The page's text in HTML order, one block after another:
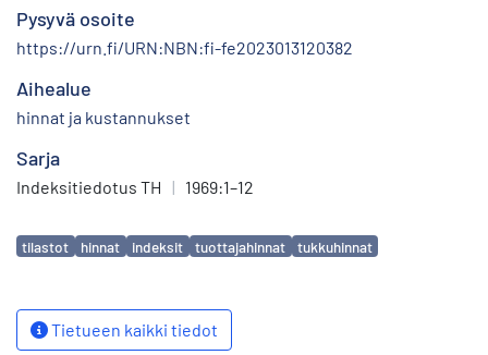
Pysyvä osoite
https://urn.fi/URN:NBN:fi-fe2023013120382
Aihealue
hinnat ja kustannukset
Sarja
Indeksitiedotus TH | 1969:1–12
Avainsanat
tilastot hinnat indeksit tuottajahinnat tukkuhinnat
Tietueen kaikki tiedot